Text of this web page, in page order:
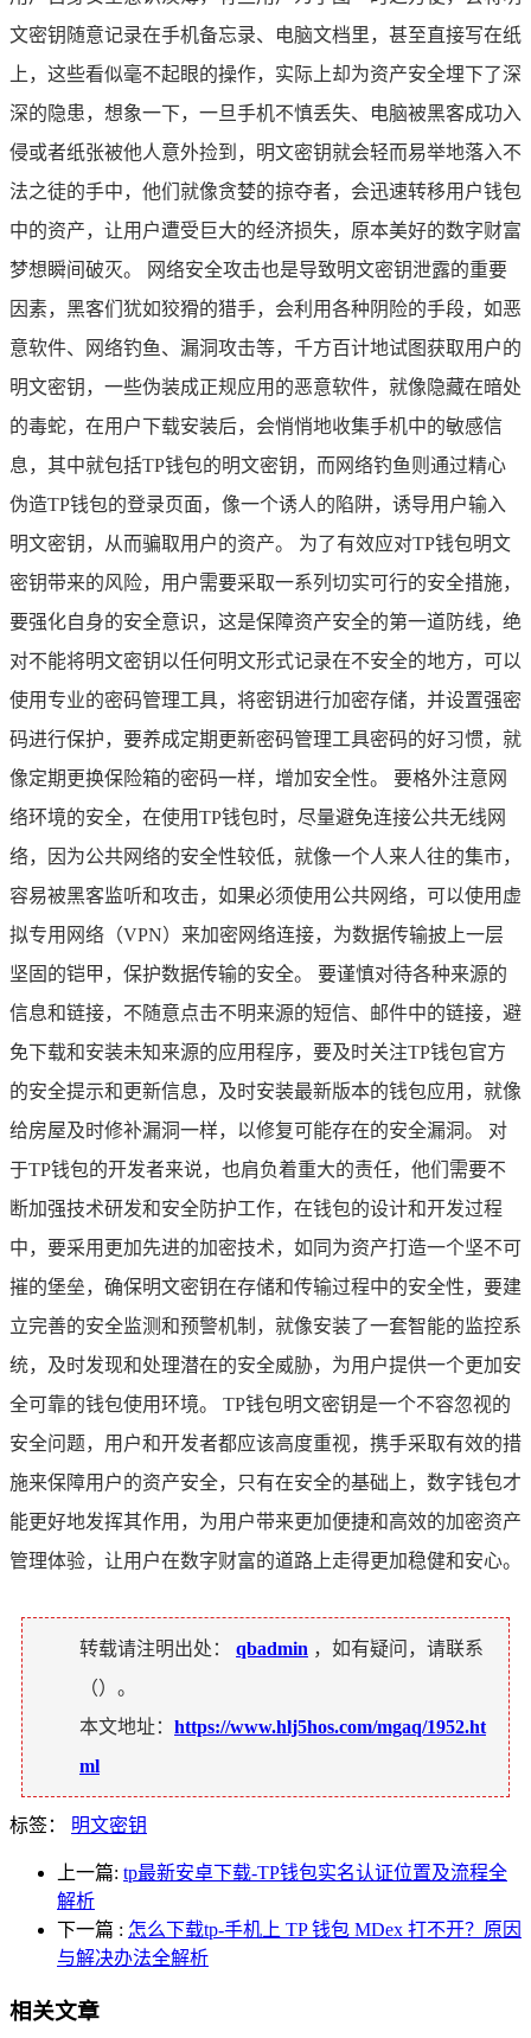
文密钥随意记录在手机备忘录、电脑文档里，甚至直接写在纸
上，这些看似毫不起眼的操作，实际上却为资产安全埋下了深
深的隐患，想象一下，一旦手机不慎丢失、电脑被黑客成功入
侵或者纸张被他人意外捡到，明文密钥就会轻而易举地落入不
法之徒的手中，他们就像贪婪的掠夺者，会迅速转移用户钱包
中的资产，让用户遭受巨大的经济损失，原本美好的数字财富
梦想瞬间破灭。 网络安全攻击也是导致明文密钥泄露的重要
因素，黑客们犹如狡猾的猎手，会利用各种阴险的手段，如恶
意软件、网络钓鱼、漏洞攻击等，千方百计地试图获取用户的
明文密钥，一些伪装成正规应用的恶意软件，就像隐藏在暗处
的毒蛇，在用户下载安装后，会悄悄地收集手机中的敏感信
息，其中就包括TP钱包的明文密钥，而网络钓鱼则通过精心
伪造TP钱包的登录页面，像一个诱人的陷阱，诱导用户输入
明文密钥，从而骗取用户的资产。 为了有效应对TP钱包明文
密钥带来的风险，用户需要采取一系列切实可行的安全措施，
要强化自身的安全意识，这是保障资产安全的第一道防线，绝
对不能将明文密钥以任何明文形式记录在不安全的地方，可以
使用专业的密码管理工具，将密钥进行加密存储，并设置强密
码进行保护，要养成定期更新密码管理工具密码的好习惯，就
像定期更换保险箱的密码一样，增加安全性。 要格外注意网
络环境的安全，在使用TP钱包时，尽量避免连接公共无线网
络，因为公共网络的安全性较低，就像一个人来人往的集市，
容易被黑客监听和攻击，如果必须使用公共网络，可以使用虚
拟专用网络（VPN）来加密网络连接，为数据传输披上一层
坚固的铠甲，保护数据传输的安全。 要谨慎对待各种来源的
信息和链接，不随意点击不明来源的短信、邮件中的链接，避
免下载和安装未知来源的应用程序，要及时关注TP钱包官方
的安全提示和更新信息，及时安装最新版本的钱包应用，就像
给房屋及时修补漏洞一样，以修复可能存在的安全漏洞。 对
于TP钱包的开发者来说，也肩负着重大的责任，他们需要不
断加强技术研发和安全防护工作，在钱包的设计和开发过程
中，要采用更加先进的加密技术，如同为资产打造一个坚不可
摧的堡垒，确保明文密钥在存储和传输过程中的安全性，要建
立完善的安全监测和预警机制，就像安装了一套智能的监控系
统，及时发现和处理潜在的安全威胁，为用户提供一个更加安
全可靠的钱包使用环境。 TP钱包明文密钥是一个不容忽视的
安全问题，用户和开发者都应该高度重视，携手采取有效的措
施来保障用户的资产安全，只有在安全的基础上，数字钱包才
能更好地发挥其作用，为用户带来更加便捷和高效的加密资产
管理体验，让用户在数字财富的道路上走得更加稳健和安心。
转载请注明出处： qbadmin ，如有疑问，请联系
（）。
本文地址： https://www.hlj5hos.com/mgaq/1952.ht
ml
标签： 明文密钥
上一篇: tp最新安卓下载-TP钱包实名认证位置及流程全
解析
下一篇 : 怎么下载tp-手机上 TP 钱包 MDex 打不开？原因
与解决办法全解析
相关文章